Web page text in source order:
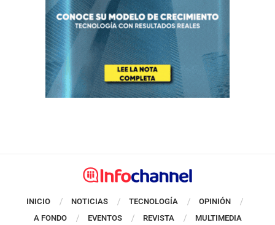
INICIO NOTICIAS TECNOLOGÍA
OPINIÓN
A FONDO
EVENTOS REVISTA MULTIMEDIA